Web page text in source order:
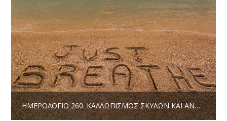
ΗΜΕΡΟΛΌΓΙΟ 260. ΚΑΛΛΩΠΙΣΜΌΣ ΣΚΎΛΩΝ ΚΑΙ ΑΝΘΡΏΠΩΝ / TΖΑΣΤ ΜΠΡΊΙΙΙΙΘ! | ΔΗΜΉΤΡΗΣ ΤΖΟΥΜΆΚΑΣ